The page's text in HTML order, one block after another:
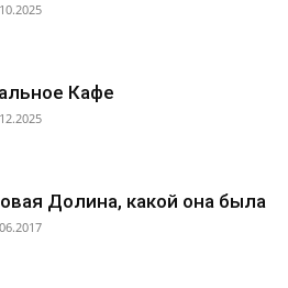
Кафе
Долина, какой она была